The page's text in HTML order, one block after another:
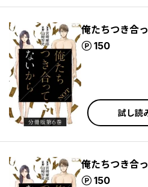
俺たちつき合
150
ポイント
試し読
俺たちつき合
150
ポイント